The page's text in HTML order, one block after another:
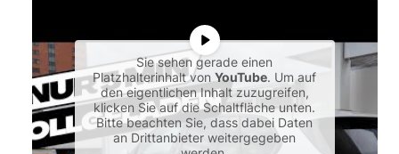
Sie sehen gerade einen
Platzhalterinhalt vonYouTube. Um auf
den eigentlichen Inhalt zuzugreifen,
klicken Sie auf die Schaltfläche unten.
Bitte beachten Sie, dass dabei Daten
an Drittanbieter weitergegeben